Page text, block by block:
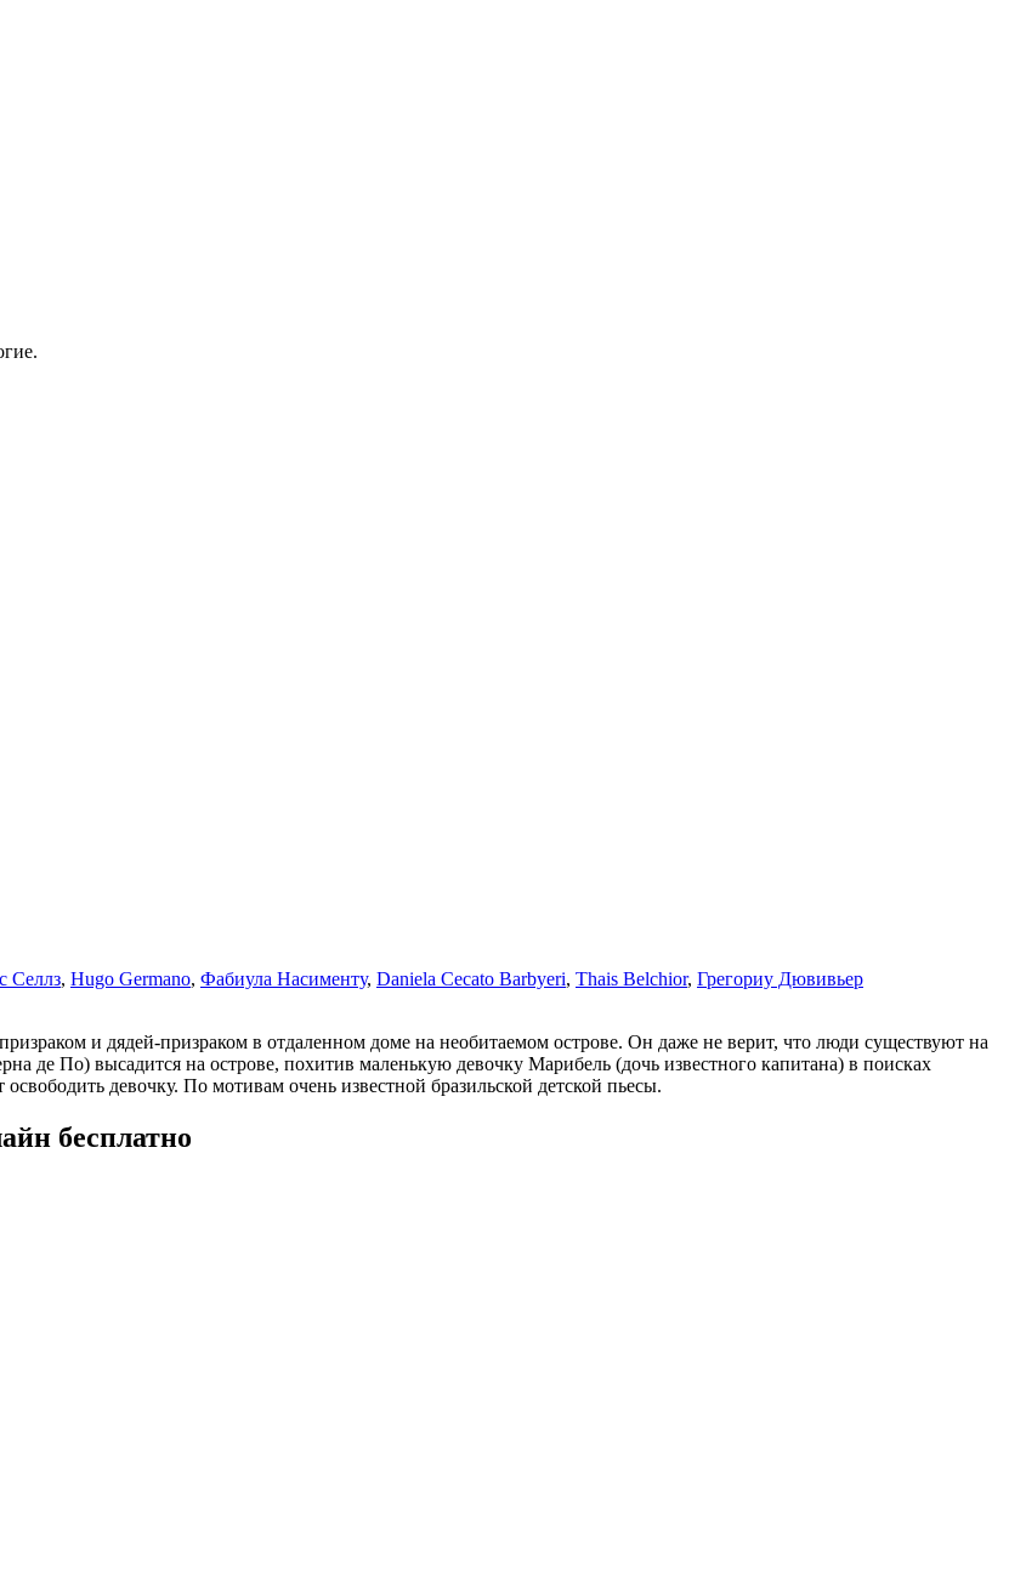
Селлз, Hugo Germano, Фабиула Насименту, Daniela Cecato Barbyeri, Thais Belchior, Грегориу Дювивьер
и дядей-призраком в отдаленном доме на необитаемом острове. Он даже не верит, что люди существуют на
де По) высадится на острове, похитив маленькую девочку Марибель (дочь известного капитана) в поисках
девочку. По мотивам очень известной бразильской детской пьесы.
бесплатно